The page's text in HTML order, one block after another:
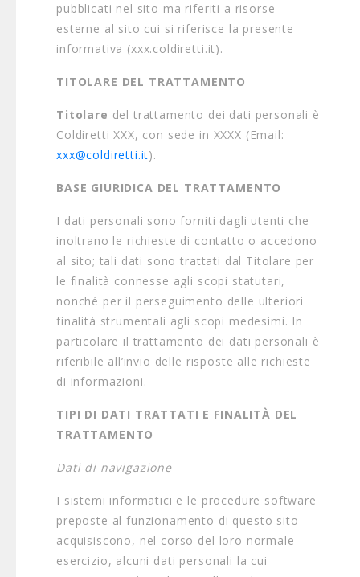
pubblicati nel sito ma riferiti a risorse
esterne al sito cui si riferisce la presente
informativa (xxx.coldiretti.it).
TITOLARE DEL TRATTAMENTO
Titolare del trattamento dei dati personali è
Coldiretti XXX, con sede in XXXX (Email:
xxx@coldiretti.it).
BASE GIURIDICA DEL TRATTAMENTO
I dati personali sono forniti dagli utenti che
inoltrano le richieste di contatto o accedono
al sito; tali dati sono trattati dal Titolare per
le finalità connesse agli scopi statutari,
nonché per il perseguimento delle ulteriori
finalità strumentali agli scopi medesimi. In
particolare il trattamento dei dati personali è
riferibile all’invio delle risposte alle richieste
di informazioni.
TIPI DI DATI TRATTATI E FINALITÀ DEL
TRATTAMENTO
Dati di navigazione
I sistemi informatici e le procedure software
preposte al funzionamento di questo sito
acquisiscono, nel corso del loro normale
esercizio, alcuni dati personali la cui